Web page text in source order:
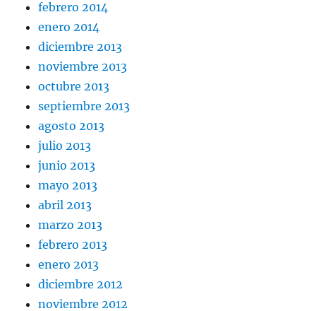
febrero 2014
enero 2014
diciembre 2013
noviembre 2013
octubre 2013
septiembre 2013
agosto 2013
julio 2013
junio 2013
mayo 2013
abril 2013
marzo 2013
febrero 2013
enero 2013
diciembre 2012
noviembre 2012